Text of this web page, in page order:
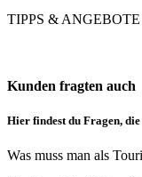
TIPPS & ANGEBOTE
Kunden fragten auch
Hier findest du Fragen,
Was muss man als